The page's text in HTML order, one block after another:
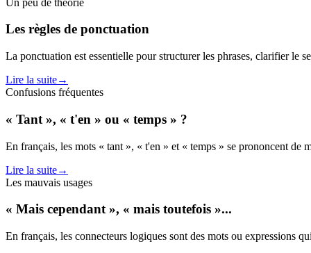
Les règles de ponctuation
La ponctuation est essentielle pour structurer les phrases, clarifier le
Lire la suite→
Confusions fréquentes
« Tant », « t'en » ou « temps » ?
En français, les mots « tant », « t'en » et « temps » se prononcent
Lire la suite→
Les mauvais usages
« Mais cependant », « mais toutefois »...
En français, les connecteurs logiques sont des mots ou expressions